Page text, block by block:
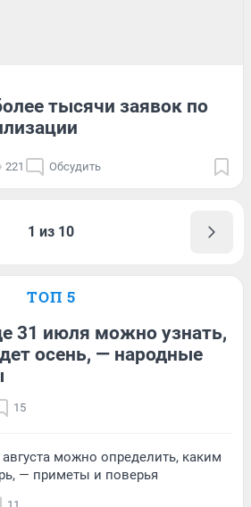
тысячи заявок по
221 Обсудить
1 из 10
ТОП 5
31 июля можно узнать,
осень, — народные
15
можно определить, каким
— приметы и поверья